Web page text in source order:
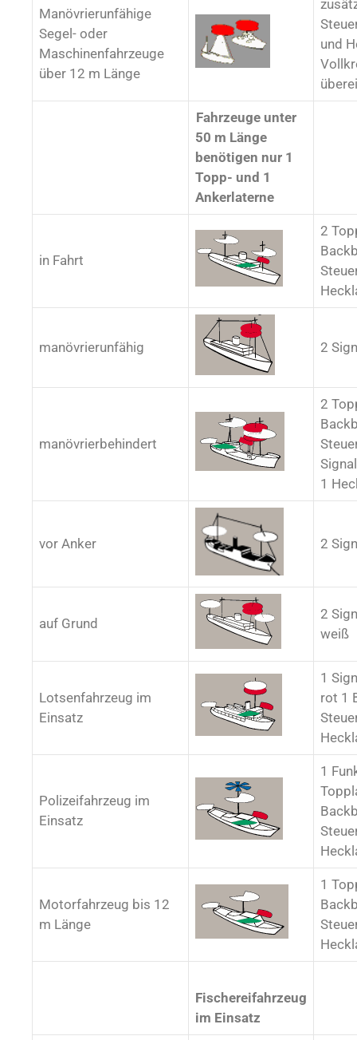
Manövrierunfähige
Segel- oder
Maschinenfahrzeuge
über 12 m Länge
und
Fahrzeuge unter
50 m Länge
benötigen nur 1
Topp- und 1
Ankerlaterne
in Fahrt
2
manövrierunfähig 2
manövrierbehindert
2
1
vor Anker 2
auf Grund
2
weiß
Lotsenfahrzeug im
Einsatz
1
rot 1
Polizeifahrzeug im
Einsatz
1
Motorfahrzeug bis 12
m Länge
1
Fischereifahrzeug
im Einsatz